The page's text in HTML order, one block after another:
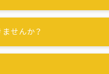
せんか？